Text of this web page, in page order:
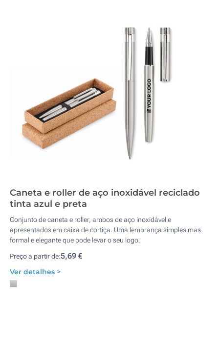
Caneta e roller de aço inoxidável reciclado
tinta azul e preta
Conjunto de caneta e roller, ambos de aço inoxidável e
apresentados em caixa de cortiça. Uma lembrança simples mas
formal e elegante que pode levar o seu logo.
Preço a partir de:5,69 €
Ver detalhes >